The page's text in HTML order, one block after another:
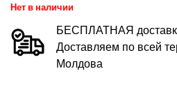
Нет в наличии
БЕСПЛАТНАЯ
Доставляем по всей
Молдова